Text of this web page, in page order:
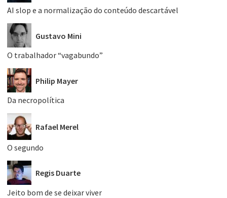
AI slop e a normalização do conteúdo descartável
Gustavo Mini
O trabalhador “vagabundo”
Philip Mayer
Da necropolítica
Rafael Merel
O segundo
Regis Duarte
Jeito bom de se deixar viver